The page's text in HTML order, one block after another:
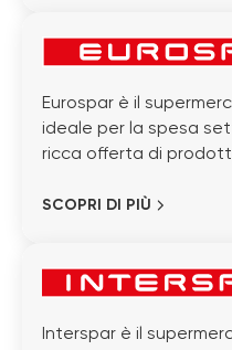
Eurospar è il
ideale per la spesa
ricca offerta di
SCOPRI DI PIÙ
Interspar è il